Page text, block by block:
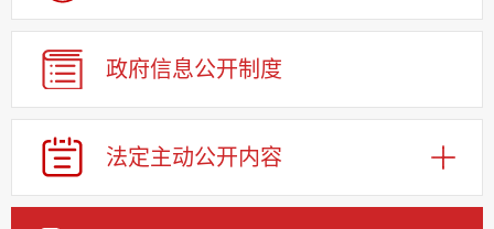
政府信息公开制度
法定主动公开内容